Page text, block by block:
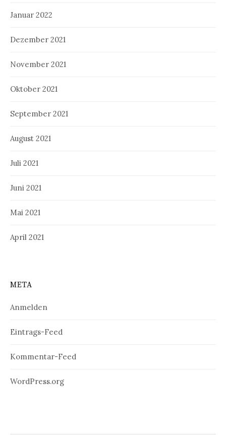
Januar 2022
Dezember 2021
November 2021
Oktober 2021
September 2021
August 2021
Juli 2021
Juni 2021
Mai 2021
April 2021
META
Anmelden
Eintrags-Feed
Kommentar-Feed
WordPress.org